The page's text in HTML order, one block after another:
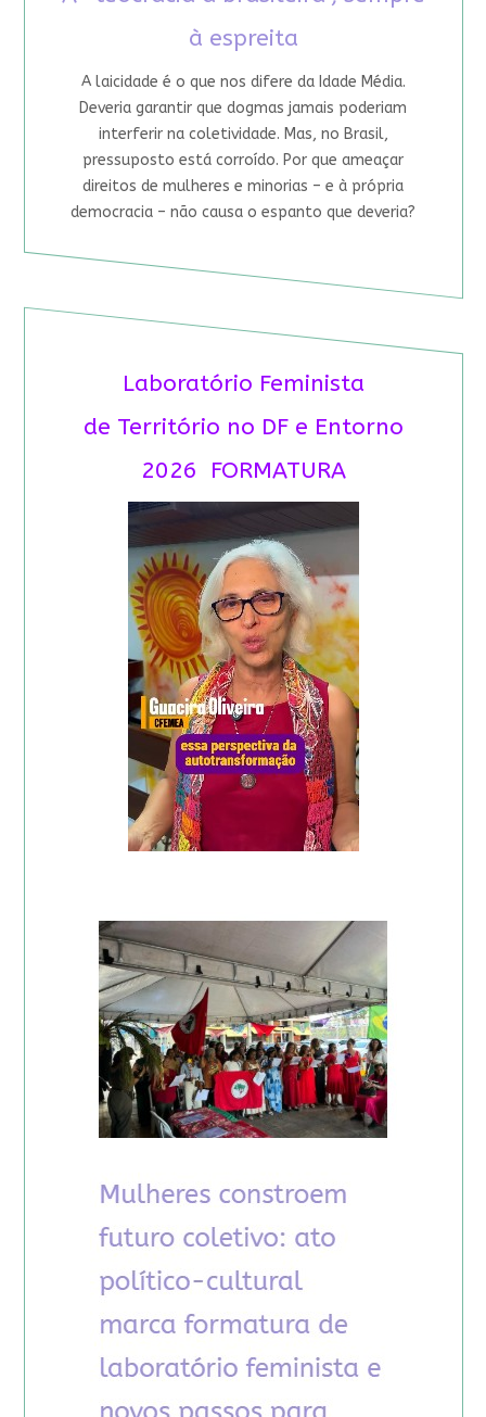
à espreita
A laicidade é o que nos difere da Idade Média.
Deveria garantir que dogmas jamais poderiam
interferir na coletividade. Mas, no Brasil,
pressuposto está corroído. Por que ameaçar
direitos de mulheres e minorias – e à própria
democracia – não causa o espanto que deveria?
Laboratório Feminista
de Território no DF e Entorno
2026 FORMATURA